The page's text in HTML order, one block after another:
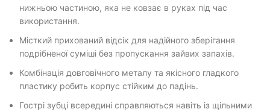
нижньою частиною, яка не ковзає в руках під час
використання.
Місткий прихований відсік для надійного зберігання
подрібненої суміші без пропускання зайвих запахів.
Комбінація довговічного металу та якісного гладкого
пластику робить корпус стійким до падінь.
Гострі зубці всередині справляються навіть із щільними